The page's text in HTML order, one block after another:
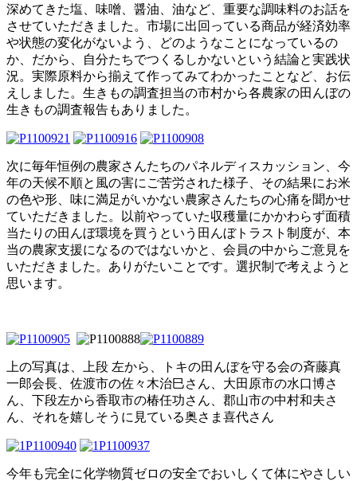
深めてきた塩、味噌、醤油、油など、重要な調味料のお話を
させていただきました。市場に出回っている商品が経済効率
や状態の変化がないよう、どのようなことになっているの
か、だから、自分たちでつくるしかないという結論と実践状
況。実際原料から揃えて作ってみてわかったことなど、お伝
えしました。生きもの調査担当の市村から各農家の田んぼの
生きもの調査報告もありました。
次に毎年恒例の農家さんたちのパネルディスカッション、今
年の天候不順と風の害にご苦労された様子、その結果にお米
の色や形、味に満足がいかない農家さんたちの心痛を聞かせ
ていただきました。以前やっていた収穫量にかかわらず面積
当たりの田んぼ環境を買うという田んぼトラスト制度が、本
当の農家支援になるのではないかと、会員の中からご意見を
いただきました。ありがたいことです。選択制で考えようと
思います。
上の写真は、上段 左から、トキの田んぼを守る会の斉藤真
一郎会長、佐渡市の佐々木治巳さん、大田原市の水口博さ
ん、下段左から香取市の椿任功さん、郡山市の中村和夫さ
ん、それを嬉しそうに見ている奥さま喜代さん
今年も完全に化学物質ゼロの安全でおいしくて体にやさしい